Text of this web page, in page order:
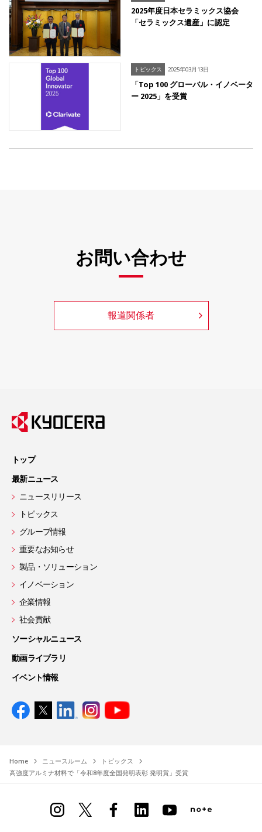
2025年度日本セラミックス協会
「セラミックス遺産」に認定
トピックス 2025年03月13日
「Top 100 グローバル・イノベータ
ー 2025」を受賞
お問い合わせ
報道関係者
トップ
最新ニュース
ニュースリリース
トピックス
グループ情報
重要なお知らせ
製品・ソリューション
イノベーション
企業情報
社会貢献
ソーシャルニュース
動画ライブラリ
イベント情報
Home ニュースルーム
トピックス
高強度アルミナ材料で「令和8年度全国発明表彰 発明賞」受賞